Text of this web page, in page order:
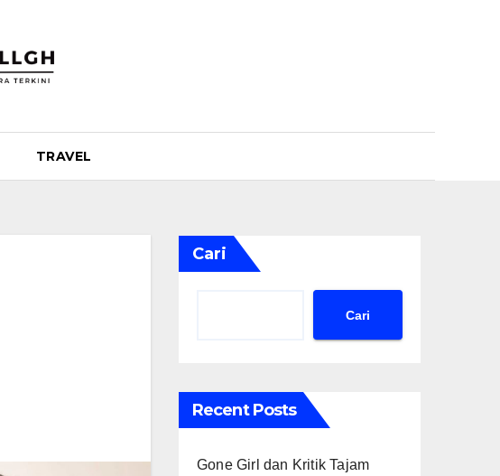
TRAVEL
Cari
Cari
Recent Posts
Gone Girl dan Kritik Tajam